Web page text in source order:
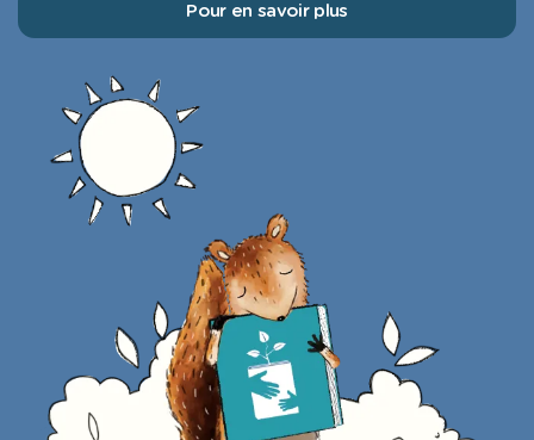
Pour en savoir plus